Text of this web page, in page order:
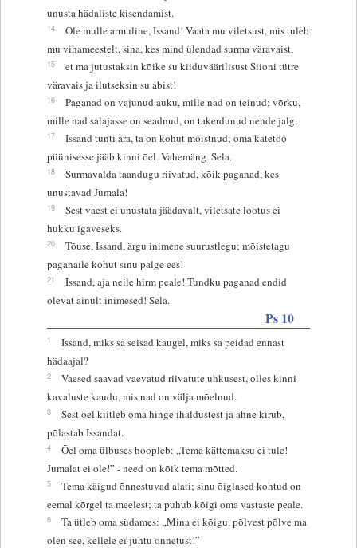
unusta hädaliste kisendamist.
14
Ole mulle armuline, Issand! Vaata mu viletsust, mis tuleb
mu vihameestelt, sina, kes mind ülendad surma väravaist,
15
et ma jutustaksin kõike su kiiduväärilisust Siioni tütre
väravais ja ilutseksin su abist!
16
Paganad on vajunud auku, mille nad on teinud; võrku,
mille nad salajasse on seadnud, on takerdunud nende jalg.
17
Issand tunti ära, ta on kohut mõistnud; oma kätetöö
püünisesse jääb kinni õel. Vahemäng. Sela.
18
Surmavalda taandugu riivatud, kõik paganad, kes
unustavad Jumala!
19
Sest vaest ei unustata jäädavalt, viletsate lootus ei
hukku igaveseks.
20
Tõuse, Issand, ärgu inimene suurustlegu; mõistetagu
paganaile kohut sinu palge ees!
21
Issand, aja neile hirm peale! Tundku paganad endid
olevat ainult inimesed! Sela.
Ps 10
1
Issand, miks sa seisad kaugel, miks sa peidad ennast
hädaajal?
2
Vaesed saavad vaevatud riivatute uhkusest, olles kinni
kavaluste kaudu, mis nad on välja mõelnud.
3
Sest õel kiitleb oma hinge ihaldustest ja ahne kirub,
põlastab Issandat.
4
Õel oma ülbuses hoopleb: „Tema kättemaksu ei tule!
Jumalat ei ole!” - need on kõik tema mõtted.
5
Tema käigud õnnestuvad alati; sinu õiglased kohtud on
eemal kõrgel ta meelest; ta puhub kõigi oma vastaste peale.
6
Ta ütleb oma südames: „Mina ei kõigu, põlvest põlve ma
olen see, kellele ei juhtu õnnetust!”